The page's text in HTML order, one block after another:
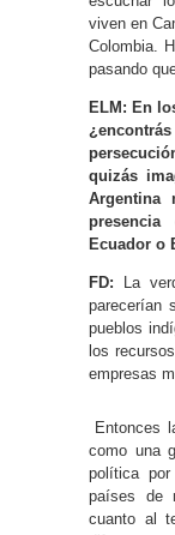
viven en
Colombia.
pasando
ELM: En
quizás
Argentina
Ecuador o
FD: La
parecerían
pueblos
los
empresas
Entonces
como una
política
países de
cuanto al